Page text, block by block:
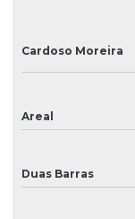
Tinta para impressão
Cardoso Moreira
Areal
Duas Barras